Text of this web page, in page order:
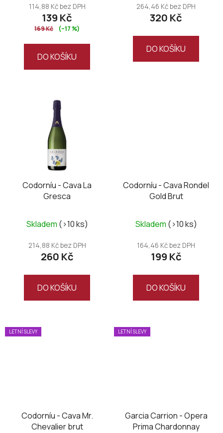
114,88 Kč bez DPH
139 Kč
169 Kč (–17 %)
DO KOŠÍKU
264,46 Kč bez DPH
320 Kč
DO KOŠÍKU
Codorníu - Cava La
Gresca
Skladem (>10 ks)
214,88 Kč bez DPH
260 Kč
DO KOŠÍKU
Codorníu - Cava Rondel
Gold Brut
Skladem (>10 ks)
164,46 Kč bez DPH
199 Kč
DO KOŠÍKU
LETNÍ SLEVY
Codorníu - Cava Mr.
Chevalier brut
LETNÍ SLEVY
Garcia Carrion - Opera
Prima Chardonnay